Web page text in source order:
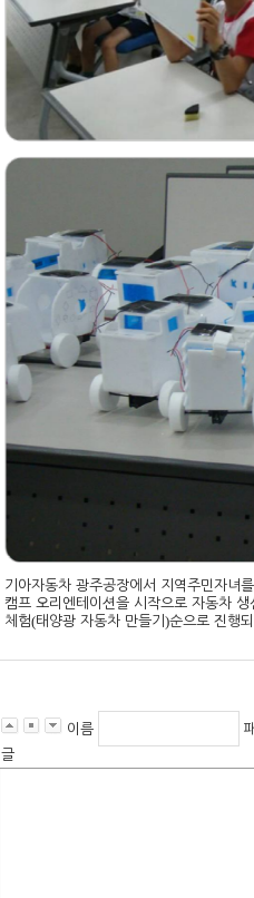
기아자동차 광주공장에서 지역주민자녀
캠프 오리엔테이션을 시작으로 자동차
체험(태양광 자동차 만들기 )순으로 진행
이름
글